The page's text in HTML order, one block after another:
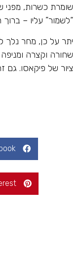
שומרת כשרות, מפני
“לשמור” עליו –
יתר על כן, מחר נלך
שחורה וקצרה
ציור של פיקאסו. גם